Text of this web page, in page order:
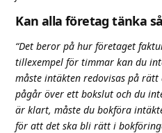
Kan alla företag tänka
“Det beror på hur företaget
tillexempel för timmar kan du
måste intäkten redovisas på
pågår över ett bokslut och du
är klart, måste du bokföra
för att det ska bli rätt i